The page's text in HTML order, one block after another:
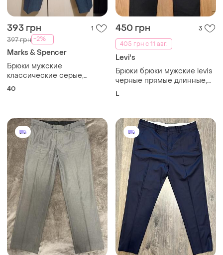
393 грн 1
397 грн -2%
Marks & Spencer
Брюки мужские
классические серые,
новые, размер 40.
40
450 грн
3
405 грн с 11 авг.
Levi's
Брюки брюки мужские levis
черные прямые длинные,
размер l
L